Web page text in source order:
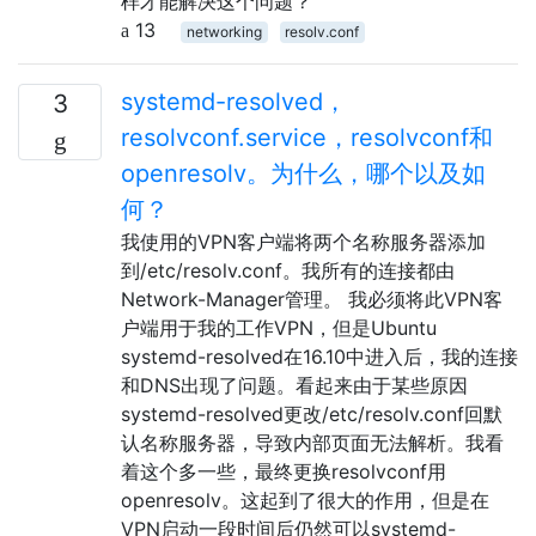
13
networking resolv.conf
3
systemd-resolved，
resolvconf.service，resolvconf和
openresolv。为什么，哪个以及如
何？
我使用的VPN客户端将两个名称服务器添加
到/etc/resolv.conf。我所有的连接都由
Network-Manager管理。 我必须将此VPN客
户端用于我的工作VPN，但是Ubuntu
systemd-resolved在16.10中进入后，我的连接
和DNS出现了问题。看起来由于某些原因
systemd-resolved更改/etc/resolv.conf回默
认名称服务器，导致内部页面无法解析。我看
着这个多一些，最终更换resolvconf用
openresolv。这起到了很大的作用，但是在
VPN启动一段时间后仍然可以systemd-